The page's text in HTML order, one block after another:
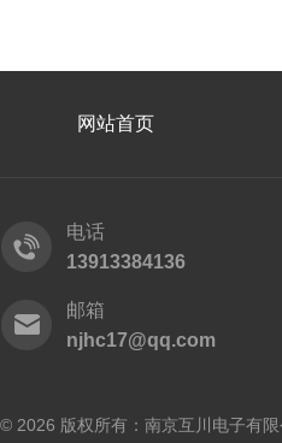
网站首页
电话
13913384136
邮箱
njhc17@qq.com
© 2026 版权所有：南京互川电子有